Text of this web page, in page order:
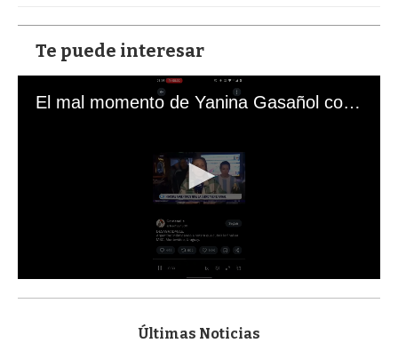
Te puede interesar
El mal momento de Yanina Gasañol con un hincha argentino en "Subrayado"
s
Últimas Noticias